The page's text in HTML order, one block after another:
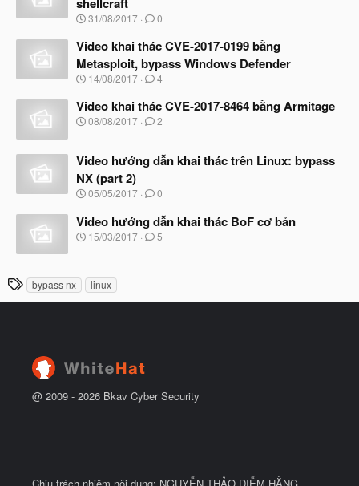
b
ắ
đ
ầ
u
N
à
b
ắ
đ
ầ
31/08/2017 0
Video khai thác CVE-2017-0199 bằng
Metasploit, bypass Windows Defender
N
à
y
b
đ
ầ
u
14/08/2017 4
Video khai thác CVE-2017-8464 bằng Armitage
N
y
b
ắ
t
ầ
u
08/08/2017 2
Video hướng dẫn khai thác trên Linux: bypass
NX (part 2)
N
à
y
b
đ
ầ
05/05/2017 0
Video hướng dẫn khai thác BoF cơ bản
N
b
ắ
15/03/2017 5
T
h
bypass nx linux
@ 2009 - 2026 Bkav Cyber Security